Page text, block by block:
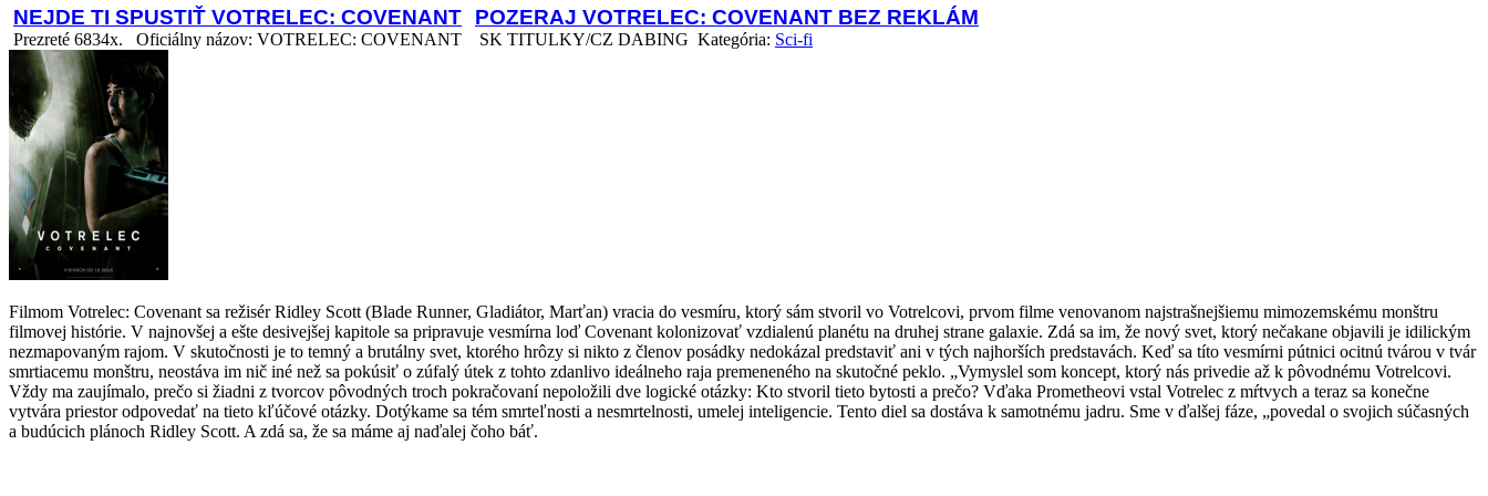
NEJDE TI SPUSTIŤ VOTRELEC: COVENANT POZERAJ VOTRELEC: COVENANT BEZ REKLÁM
Prezreté 6834x. Oficiálny názov: VOTRELEC: COVENANT SK TITULKY/CZ DABING Kategória: Sci-fi
Filmom Votrelec: Covenant sa režisér Ridley Scott (Blade Runner, Gladiátor, Marťan) vracia do vesmíru, ktorý sám stvoril vo Votrelcovi, prvom filme venovanom najstrašnejšiemu mimozemskému monštru
filmovej histórie. V najnovšej a ešte desivejšej kapitole sa pripravuje vesmírna loď Covenant kolonizovať vzdialenú planétu na druhej strane galaxie. Zdá sa im, že nový svet, ktorý nečakane objavili je idilickým
nezmapovaným rajom. V skutočnosti je to temný a brutálny svet, ktorého hrôzy si nikto z členov posádky nedokázal predstaviť ani v tých najhorších predstavách. Keď sa títo vesmírni pútnici ocitnú tvárou v tvár
smrtiacemu monštru, neostáva im nič iné než sa pokúsiť o zúfalý útek z tohto zdanlivo ideálneho raja premeneného na skutočné peklo. „Vymyslel som koncept, ktorý nás privedie až k pôvodnému Votrelcovi.
Vždy ma zaujímalo, prečo si žiadni z tvorcov pôvodných troch pokračovaní nepoložili dve logické otázky: Kto stvoril tieto bytosti a prečo? Vďaka Prometheovi vstal Votrelec z mŕtvych a teraz sa konečne
vytvára priestor odpovedať na tieto kľúčové otázky. Dotýkame sa tém smrteľnosti a nesmrtelnosti, umelej inteligencie. Tento diel sa dostáva k samotnému jadru. Sme v ďalšej fáze, „povedal o svojich súčasných
a budúcich plánoch Ridley Scott. A zdá sa, že sa máme aj naďalej čoho báť.